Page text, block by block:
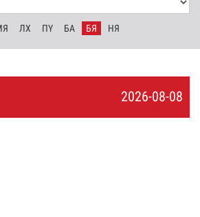
ЛХ ПҮ БА БЯ НЯ
2026-08-08